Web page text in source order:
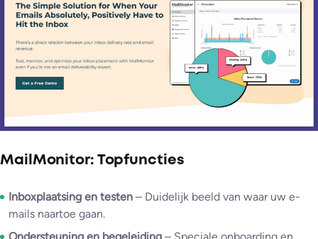
MailMonitor: Topfuncties
Inboxplaatsing en testen – Duidelijk beeld van waar uw e-
mails naartoe gaan.